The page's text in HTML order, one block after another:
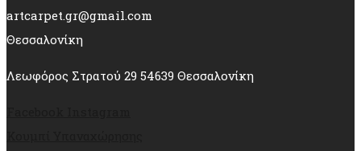
artcarpet.gr@gmail.com
Θεσσαλονίκη
Λεωφόρος Στρατού 29 54639 Θεσσαλονίκη